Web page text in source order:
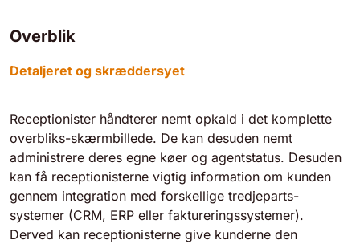
Overblik
Detaljeret og skræddersyet
Receptionister håndterer nemt opkald i det komplette
overbliks-skærmbillede. De kan desuden nemt
administrere deres egne køer og agentstatus. Desuden
kan få receptionisterne vigtig information om kunden
gennem integration med forskellige tredjeparts-
systemer (CRM, ERP eller faktureringssystemer).
Derved kan receptionisterne give kunderne den